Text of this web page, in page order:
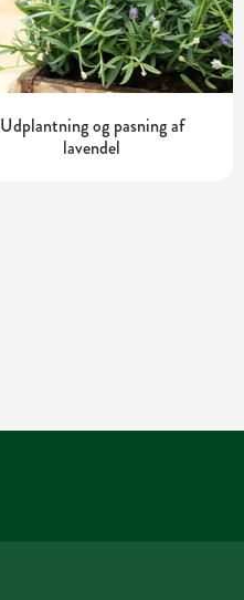
Udplantning og pasning af
lavendel